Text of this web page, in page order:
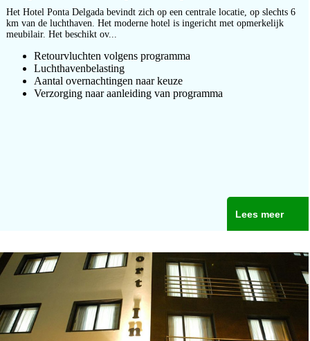
Het Hotel Ponta Delgada bevindt zich op een centrale locatie, op slechts 6
km van de luchthaven. Het moderne hotel is ingericht met opmerkelijk
meubilair. Het beschikt ov...
Retourvluchten volgens programma
Luchthavenbelasting
Aantal overnachtingen naar keuze
Verzorging naar aanleiding van programma
Lees meer